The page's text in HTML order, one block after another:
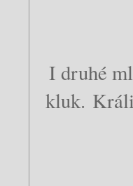
I druhé
kluk.